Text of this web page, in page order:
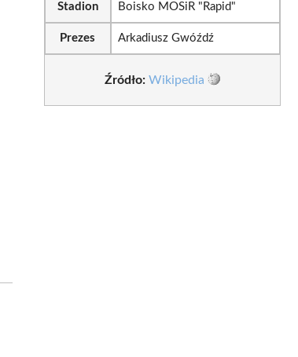
Stadion Boisko MOSiR "Rapid"
Prezes Arkadiusz Gwóźdź
Źródło: Wikipedia